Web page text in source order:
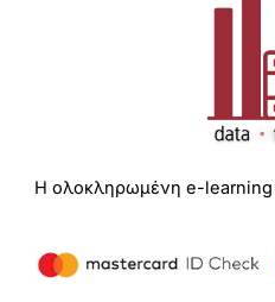
Η ολοκληρωμένη e-learning